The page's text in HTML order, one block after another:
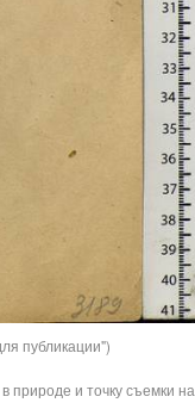
публикации")
природе и точку съемки на